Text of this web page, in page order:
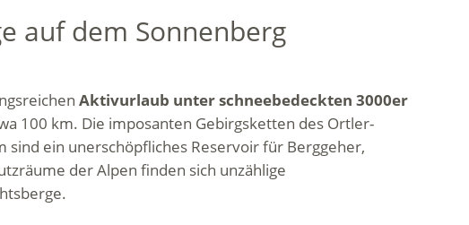
auf dem Sonnenberg
Aktivurlaub unter schneebedeckten 3000er
100 km. Die imposanten Gebirgsketten des Ortler-
ein unerschöpfliches Reservoir für Berggeher,
der Alpen finden sich unzählige